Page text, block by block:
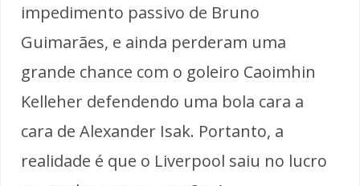
impedimento passivo de Bruno
Guimarães, e ainda perderam uma
grande chance com o goleiro Caoimhin
Kelleher defendendo uma bola cara a
cara de Alexander Isak. Portanto, a
realidade é que o Liverpool saiu no lucro